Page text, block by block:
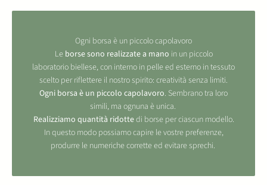
Ogni borsa è un piccolo capolavoro
Le borse sono realizzate a mano in un piccolo
laboratorio biellese, con interno in pelle ed esterno in tessuto
scelto per riflettere il nostro spirito: creatività senza limiti.
Ogni borsa è un piccolo capolavoro. Sembrano tra loro
simili, ma ognuna è unica.
Realizziamo quantità ridottedi borse per ciascun modello.
In questo modo possiamo capire le vostre preferenze,
produrre le numeriche corrette ed evitare sprechi.